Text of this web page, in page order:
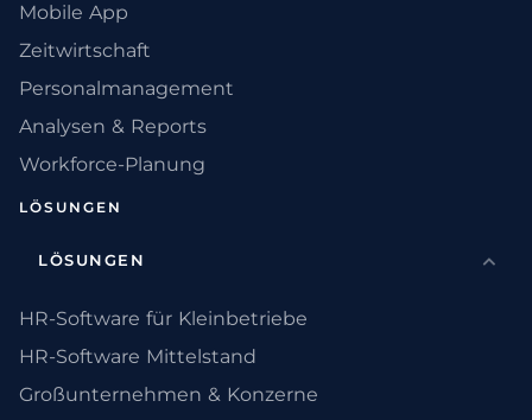
Mobile App
Zeitwirtschaft
Personalmanagement
Analysen & Reports
Workforce-Planung
LÖSUNGEN
LÖSUNGEN
HR-Software für Kleinbetriebe
HR-Software Mittelstand
Großunternehmen & Konzerne